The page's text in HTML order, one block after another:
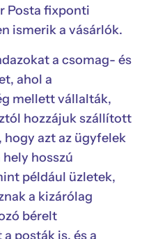
Posta fixponti
ismerik a vásárlók.
a csomag- és
ahol a
mellett vállalták,
hozzájuk szállított
azt az ügyfelek
hosszú
például üzletek,
a kizárólag
bérelt
posták is, és a